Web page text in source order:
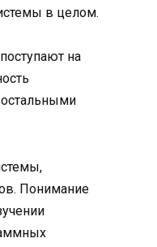
в целом.
на
Понимание